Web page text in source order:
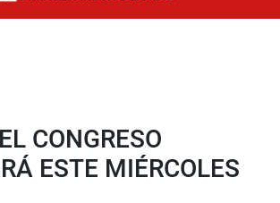
CONGRESO
ESTE MIÉRCOLES